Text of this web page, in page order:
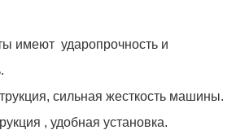
имеют ударопрочность и
сильная жесткость машины.
, удобная установка.